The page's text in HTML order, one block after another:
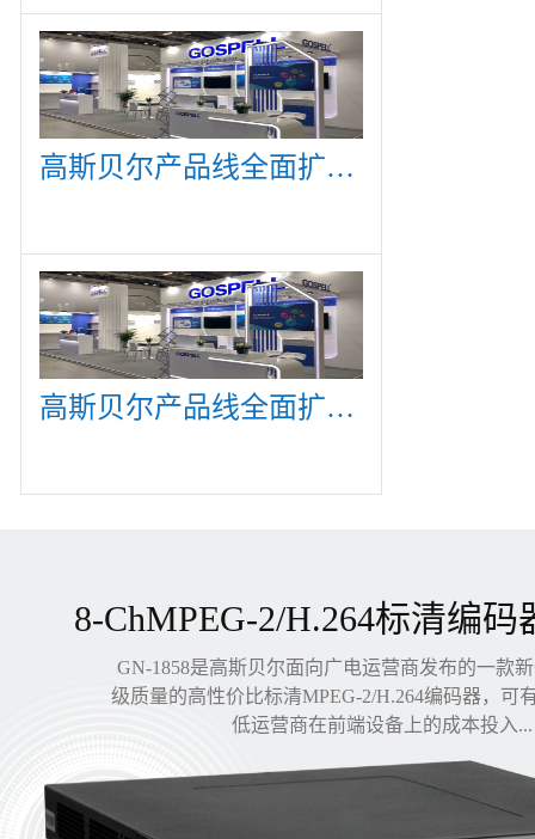
高斯贝尔产品线全面扩展，众多新产品亮相CommunicAsia 2019
高斯贝尔产品线全面扩展，众多新产品亮相CommunicAsia 2019
8-ChMPEG-2/H.264标清编码
GN-1858是高斯贝尔面向广电运营商发布的一款
级质量的高性价比标清MPEG-2/H.264编码器，可
低运营商在前端设备上的成本投入...